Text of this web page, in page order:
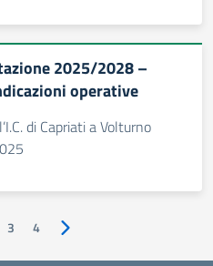
2025/2028 –
operative
di Capriati a Volturno
3 4 Pagina successiva